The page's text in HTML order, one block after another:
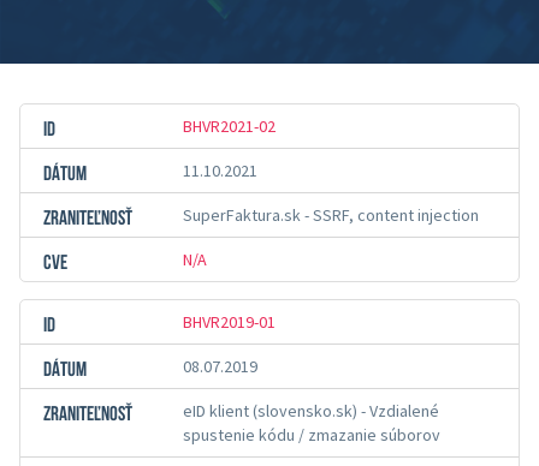
BHVR2021-02
11.10.2021
SuperFaktura.sk - SSRF, content injection
N/A
BHVR2019-01
08.07.2019
eID klient (slovensko.sk) - Vzdialené
spustenie kódu / zmazanie súborov